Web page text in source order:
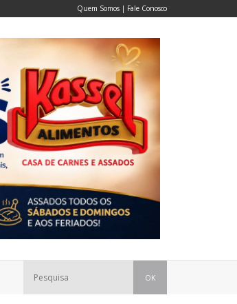
Quem Somos | Fale Conosco
OK